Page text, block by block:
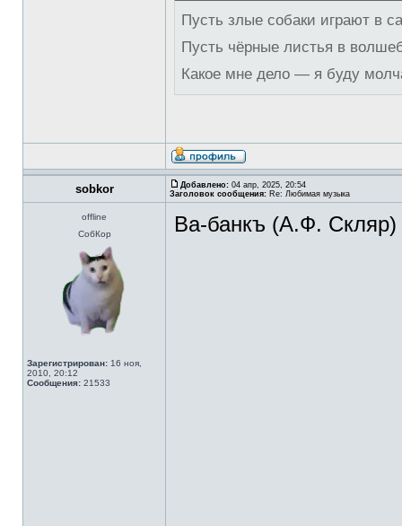
Пусть злые собаки играют в
Пусть чёрные листья в
Какое мне дело — я буду
sobkor Добавлено: 04 апр, 2025, 20:54
Заголовок сообщения: Re: Любимая музыка
offline
СобКор
Зарегистрирован: 16 ноя,
2010, 20:12
Сообщения: 21533
Ва-банкъ (А.Ф.